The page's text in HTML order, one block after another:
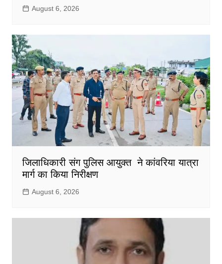
August 6, 2026
जिलाधिकारी संग पुलिस आयुक्त ने कांवरिया यात्रा
मार्ग का किया निरीक्षण
August 6, 2026